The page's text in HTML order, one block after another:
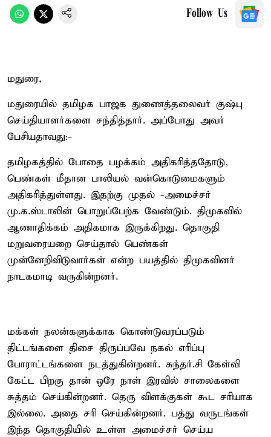
Follow Us
மதுரை,
மதுரையில் தமிழக பாஜக துணைத்தலைவர் குஷ்பு
செய்தியாளர்களை சந்தித்தார். அப்போது அவர்
பேசியதாவது:-
தமிழகத்தில் போதை பழக்கம் அதிகரித்ததோடு,
பெண்கள் மீதான பாலியல் வன்கொடுமைகளும்
அதிகரித்துள்ளது. இதற்கு முதல் -அமைச்சர்
மு.க.ஸ்டாலின் பொறுப்பேற்க வேண்டும். திமுகவில்
ஆணாதிக்கம் அதிகமாக இருக்கிறது. தொகுதி
மறுவரையறை செய்தால் பெண்கள்
முன்னேறிவிடுவார்கள் என்ற பயத்தில் திமுகவினர்
நாடகமாடி வருகின்றனர்.
மக்கள் நலன்களுக்காக கொண்டுவரப்படும்
திட்டங்களை திசை திருப்பவே நகல் எரிப்பு
போராட்டங்களை நடத்துகின்றனர். சுந்தர்.சி கேள்வி
கேட்ட பிறகு தான் ஒரே நாள் இரவில் சாலைகளை
சுத்தம் செய்கின்றனர். தெரு விளக்குகள் கூட சரியாக
இல்லை. அதை சரி செய்கின்றனர். பத்து வருடங்கள்
இந்த தொகுதியில் உள்ள அமைச்சர் செய்ய